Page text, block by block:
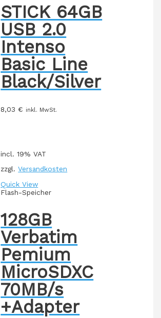
STICK 64GB
USB 2.0
Intenso
Basic Line
Black/Silver
8,03€ inkl. MwSt.
incl. 19% VAT
zzgl.Versandkosten
Quick View
Flash-Speicher
128GB
Verbatim
Pemium
MicroSDXC
70MB/s
+Adapter